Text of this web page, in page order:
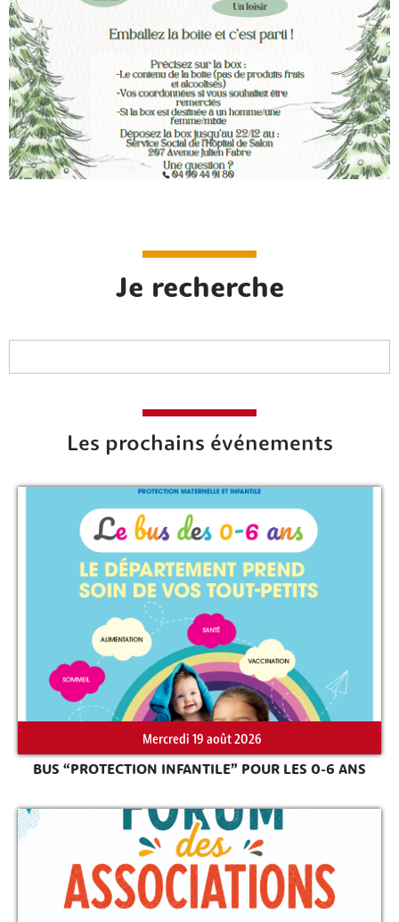
Rechercher sur le site
Je recherche
Les prochains événements
Mercredi 19 août 2026
BUS “PROTECTION INFANTILE” POUR LES 0-6 ANS